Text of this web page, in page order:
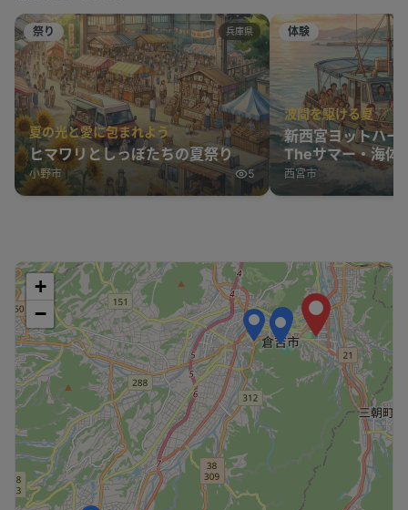
祭り 兵庫県
夏の光と愛に包まれよう
ヒマワリとしっぽたちの夏祭り
小野市 5
体験
波間を駆ける夏
新西宮ヨットハー
Theサマー・海体
西宮市
+
−